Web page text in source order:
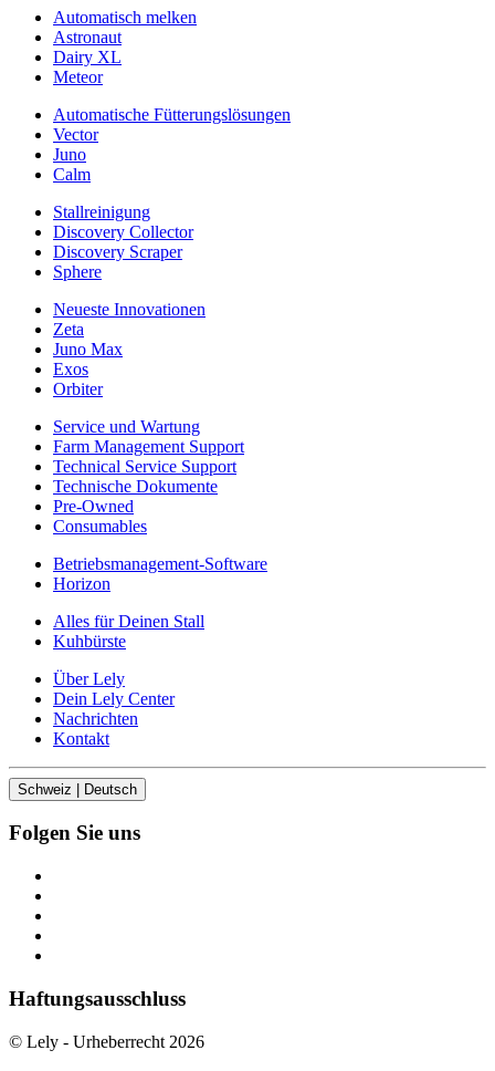
Automatisch melken
Astronaut
Dairy XL
Meteor
Automatische Fütterungslösungen
Vector
Juno
Calm
Stallreinigung
Discovery Collector
Discovery Scraper
Sphere
Neueste Innovationen
Zeta
Juno Max
Exos
Orbiter
Service und Wartung
Farm Management Support
Technical Service Support
Technische Dokumente
Pre-Owned
Consumables
Betriebsmanagement-Software
Horizon
Alles für Deinen Stall
Kuhbürste
Über Lely
Dein Lely Center
Nachrichten
Kontakt
Schweiz | Deutsch
Folgen Sie uns
Haftungsausschluss
© Lely - Urheberrecht 2026